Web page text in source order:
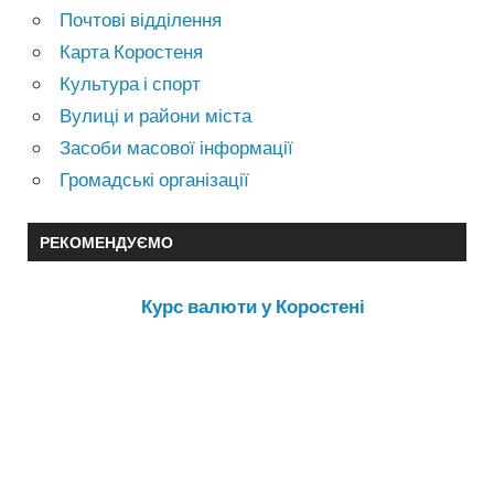
Почтові відділення
Карта Коростеня
Культура і спорт
Вулиці и райони міста
Засоби масової інформації
Громадські організації
РЕКОМЕНДУЄМО
Курс валюти у Коростені